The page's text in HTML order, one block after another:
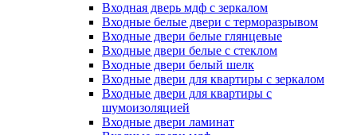
Входная дверь мдф с зеркалом
Входные белые двери с терморазрывом
Входные двери белые глянцевые
Входные двери белые с стеклом
Входные двери белый шелк
Входные двери для квартиры с зеркалом
Входные двери для квартиры с
шумоизоляцией
Входные двери ламинат